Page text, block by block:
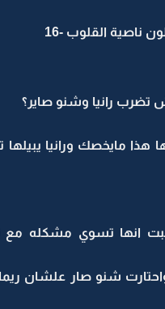
ناصية القلوب -16
تضرب رانيا وشنو صاير؟
مايخصك ورانيا يبيلها
انها تسوي مشكله مع
واحتارت شنو صار علشان